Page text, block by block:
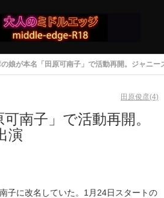
の娘が本名「田原可南子」で活動再開。ジャニー
田原俊彦(4)
南子」で活動再開。
演
子に改名していた。1月24日スタートの